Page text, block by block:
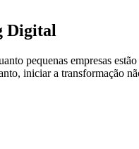
Digital
pequenas empresas
iniciar a transformação